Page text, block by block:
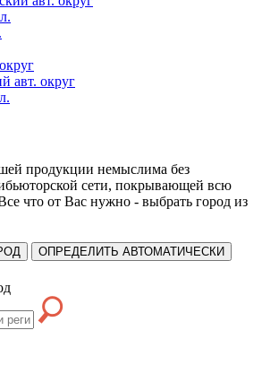
авт. округ
продукции немыслима без
сети, покрывающей всю
что от Вас нужно - выбрать город из
ОПРЕДЕЛИТЬ АВТОМАТИЧЕСКИ